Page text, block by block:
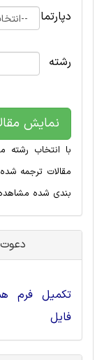
دپارتمان
رشته
نمایش
با انتخاب رشته
مقالات ترجمه
بندی شده مشاهده
تکمیل فرم
فایل